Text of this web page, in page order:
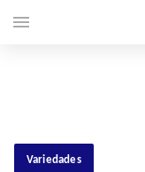
Variedades
menu